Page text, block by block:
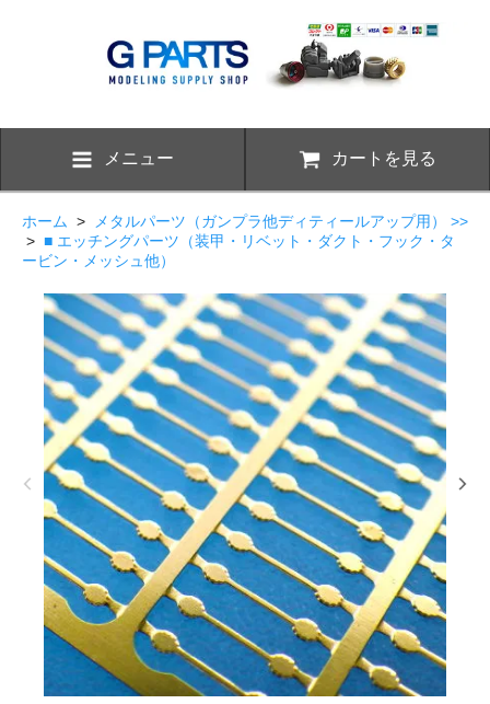
メニュー カートを見る
ホーム >
メタルパーツ（ガンプラ他ディティールアップ用） >>
> ■ エッチングパーツ（装甲・リベット・ダクト・フック・タ
ービン・メッシュ他）